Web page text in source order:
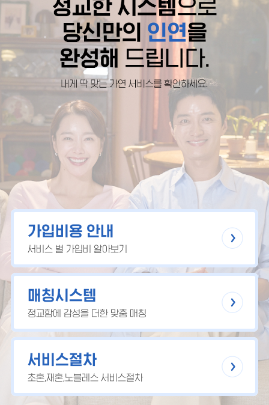
가입비용 안내
서비스 별 가입비 알아보기
매칭시스템
정교함에 감성을 더한 맞춤 매칭
서비스절차
초혼,재혼,노블레스 서비스절차